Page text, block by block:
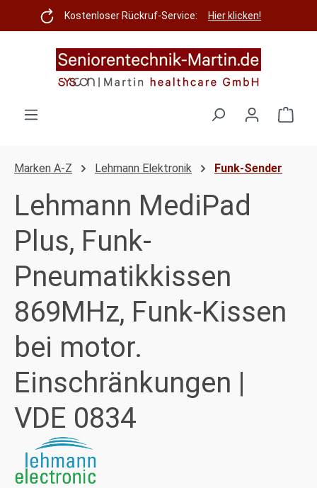
Zum Hauptinhalt springen
Kostenloser Rückruf-Service: Hier klicken!
Marken A-Z Lehmann Elektronik Funk-Sender
Lehmann MediPad
Plus, Funk-
Pneumatikkissen
869MHz, Funk-Kissen
bei motor.
Einschränkungen |
VDE 0834